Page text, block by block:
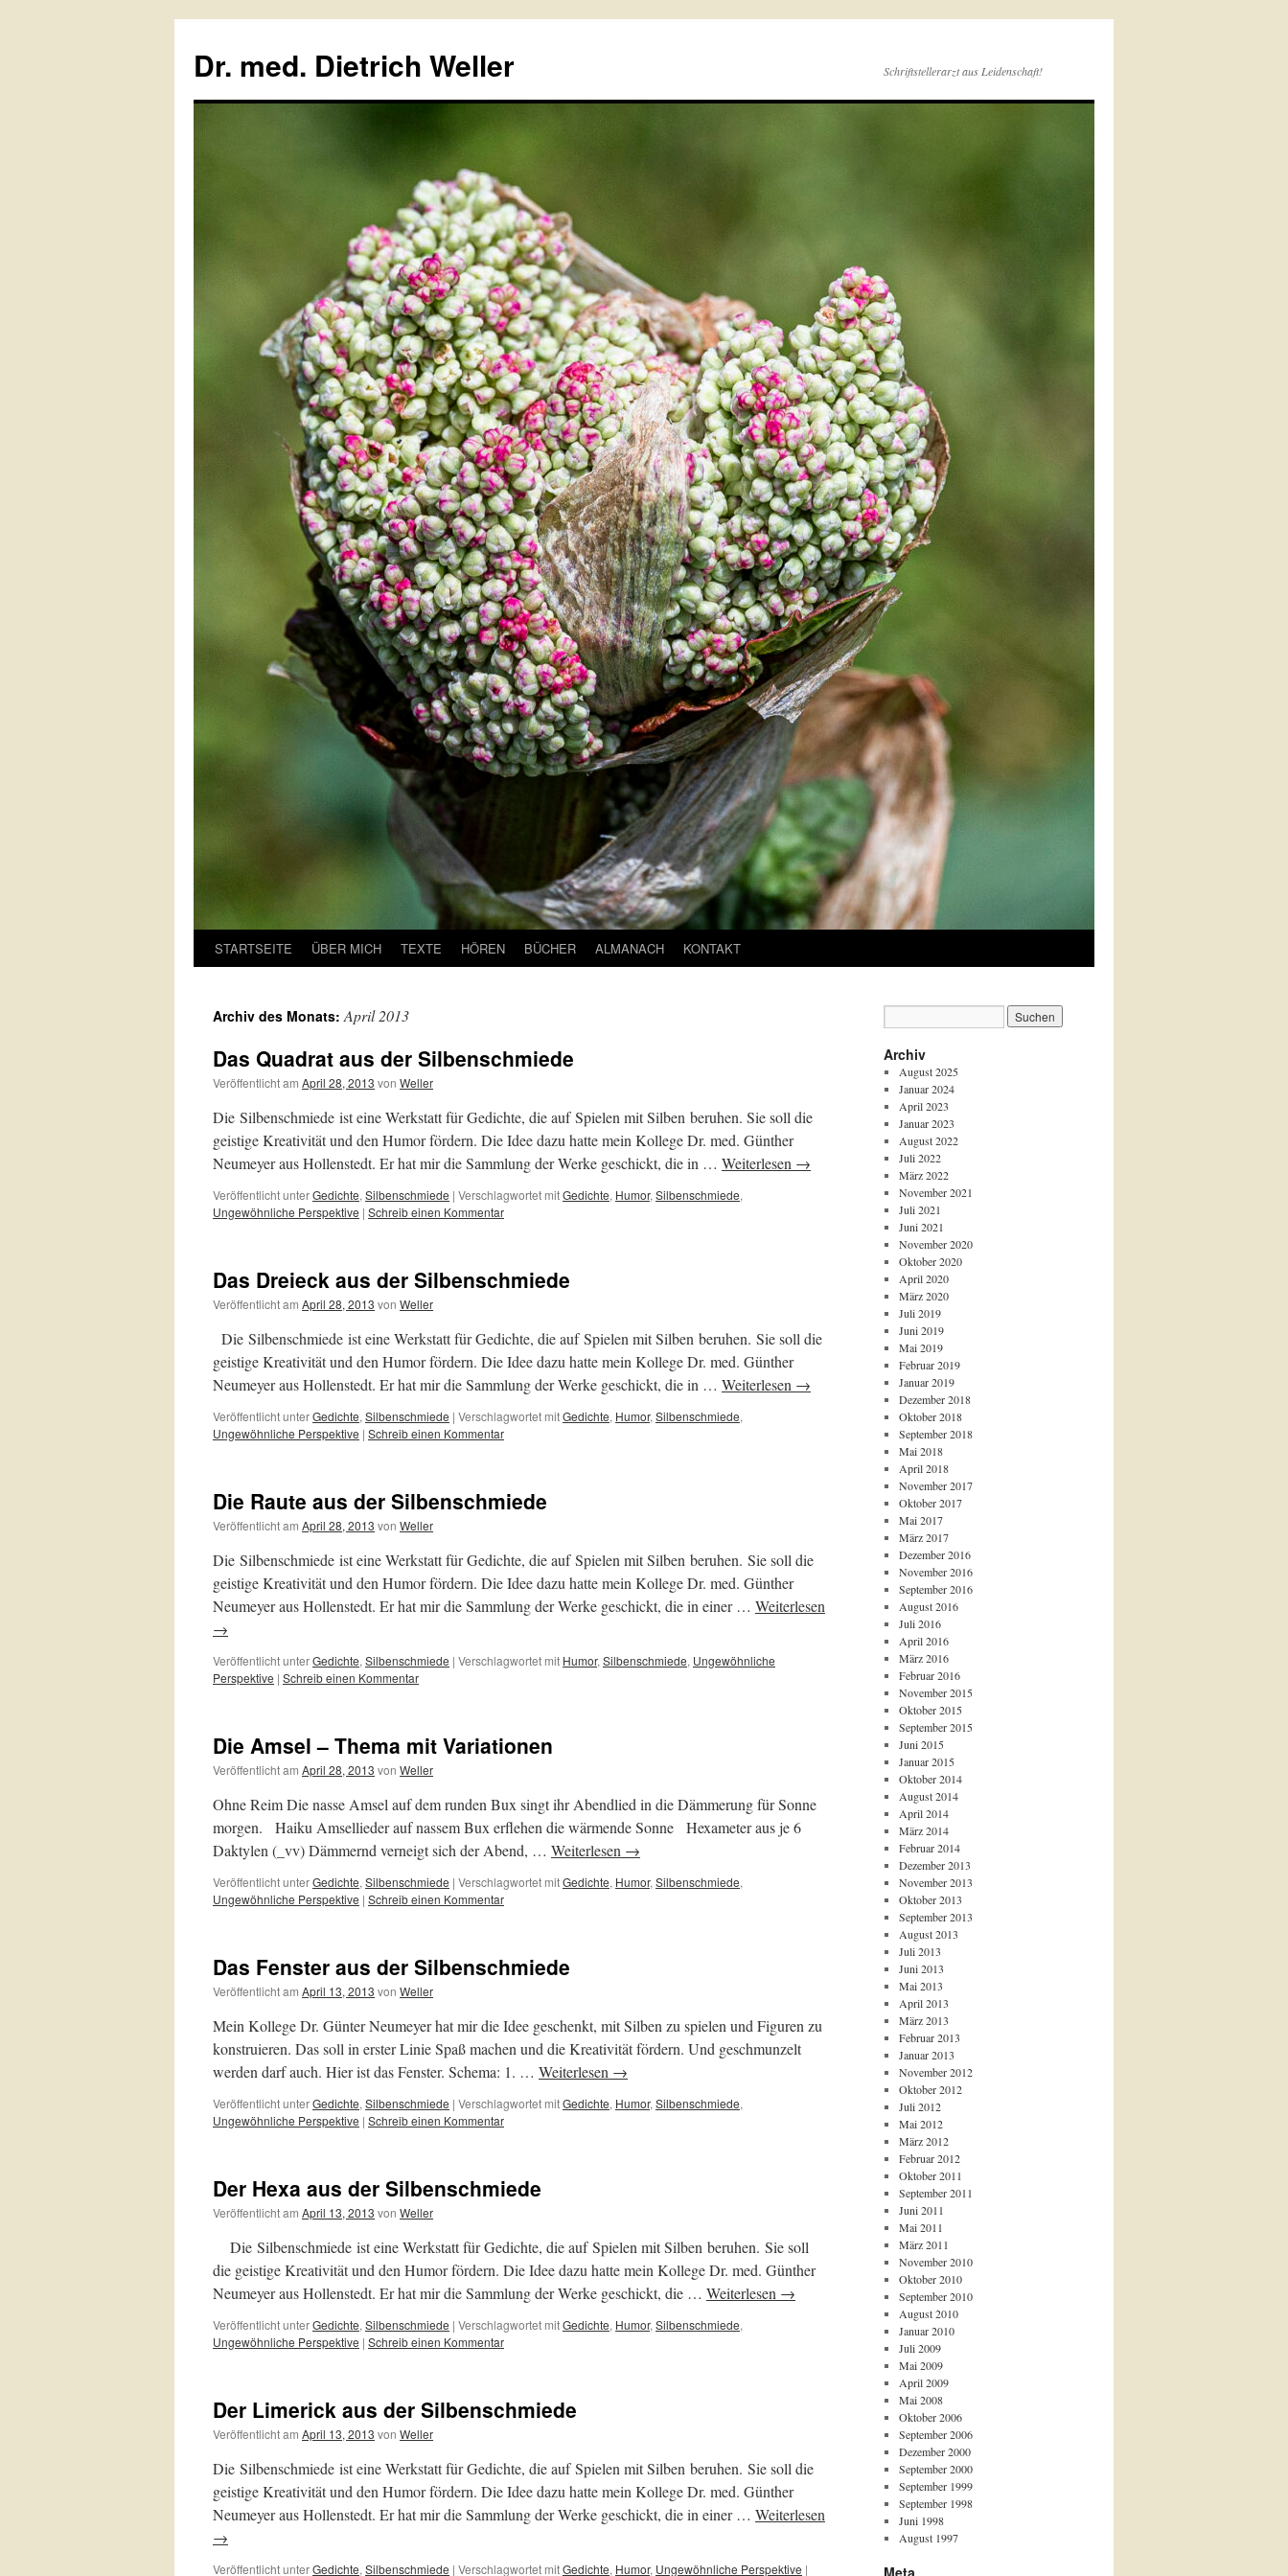
springen
Dr. med. Dietrich Weller Schriftstellerarzt aus Leidenschaft!
STARTSEITE ÜBER MICH TEXTE HÖREN BÜCHER ALMANACH KONTAKT
Archiv des Monats:April 2013
Das Quadrat aus der Silbenschmiede
Veröffentlicht am April 28, 2013 von Weller
Die Silbenschmiede ist eine Werkstatt für Gedichte, die auf Spielen mit Silben beruhen. Sie soll die
geistige Kreativität und den Humor fördern. Die Idee dazu hatte mein Kollege Dr. med. Günther
Neumeyer aus Hollenstedt. Er hat mir die Sammlung der Werke geschickt, die in … Weiterlesen →
Veröffentlicht unterGedichte, Silbenschmiede | Verschlagwortet mitGedichte, Humor, Silbenschmiede,
Ungewöhnliche Perspektive | Schreib einen Kommentar
Das Dreieck aus der Silbenschmiede
Veröffentlicht am April 28, 2013 von Weller
Die Silbenschmiede ist eine Werkstatt für Gedichte, die auf Spielen mit Silben beruhen. Sie soll die
geistige Kreativität und den Humor fördern. Die Idee dazu hatte mein Kollege Dr. med. Günther
Neumeyer aus Hollenstedt. Er hat mir die Sammlung der Werke geschickt, die in … Weiterlesen →
Veröffentlicht unterGedichte, Silbenschmiede | Verschlagwortet mitGedichte, Humor, Silbenschmiede,
Ungewöhnliche Perspektive | Schreib einen Kommentar
Die Raute aus der Silbenschmiede
Veröffentlicht am April 28, 2013 von Weller
Die Silbenschmiede ist eine Werkstatt für Gedichte, die auf Spielen mit Silben beruhen. Sie soll die
geistige Kreativität und den Humor fördern. Die Idee dazu hatte mein Kollege Dr. med. Günther
Neumeyer aus Hollenstedt. Er hat mir die Sammlung der Werke geschickt, die in einer … Weiterlesen
→
Veröffentlicht unterGedichte, Silbenschmiede | Verschlagwortet mit Humor, Silbenschmiede, Ungewöhnliche
Perspektive | Schreib einen Kommentar
Die Amsel – Thema mit Variationen
Veröffentlicht am April 28, 2013 von Weller
Ohne Reim Die nasse Amsel auf dem runden Bux singt ihr Abendlied in die Dämmerung für Sonne
morgen. Haiku Amsellieder auf nassem Bux erflehen die wärmende Sonne Hexameter aus je 6
Daktylen (_vv) Dämmernd verneigt sich der Abend, … Weiterlesen →
Veröffentlicht unterGedichte, Silbenschmiede | Verschlagwortet mitGedichte, Humor, Silbenschmiede,
Ungewöhnliche Perspektive | Schreib einen Kommentar
Das Fenster aus der Silbenschmiede
Veröffentlicht am April 13, 2013 von Weller
Mein Kollege Dr. Günter Neumeyer hat mir die Idee geschenkt, mit Silben zu spielen und Figuren zu
konstruieren. Das soll in erster Linie Spaß machen und die Kreativität fördern. Und geschmunzelt
werden darf auch. Hier ist das Fenster. Schema: 1. … Weiterlesen →
Veröffentlicht unterGedichte, Silbenschmiede | Verschlagwortet mitGedichte, Humor, Silbenschmiede,
Ungewöhnliche Perspektive | Schreib einen Kommentar
Der Hexa aus der Silbenschmiede
Veröffentlicht am April 13, 2013 von Weller
Die Silbenschmiede ist eine Werkstatt für Gedichte, die auf Spielen mit Silben beruhen. Sie soll
die geistige Kreativität und den Humor fördern. Die Idee dazu hatte mein Kollege Dr. med. Günther
Neumeyer aus Hollenstedt. Er hat mir die Sammlung der Werke geschickt, die … Weiterlesen →
Veröffentlicht unterGedichte, Silbenschmiede | Verschlagwortet mitGedichte, Humor, Silbenschmiede,
Ungewöhnliche Perspektive | Schreib einen Kommentar
Der Limerick aus der Silbenschmiede
Veröffentlicht am April 13, 2013 von Weller
Die Silbenschmiede ist eine Werkstatt für Gedichte, die auf Spielen mit Silben beruhen. Sie soll die
geistige Kreativität und den Humor fördern. Die Idee dazu hatte mein Kollege Dr. med. Günther
Neumeyer aus Hollenstedt. Er hat mir die Sammlung der Werke geschickt, die in einer … Weiterlesen
→
Veröffentlicht unterGedichte, Silbenschmiede | Verschlagwortet mitGedichte, Humor, Ungewöhnliche Perspektive |
Archiv
August 2025
Januar 2024
April 2023
Januar 2023
August 2022
Juli 2022
März 2022
November 2021
Juli 2021
Juni 2021
November 2020
Oktober 2020
April 2020
März 2020
Juli 2019
Juni 2019
Mai 2019
Februar 2019
Januar 2019
Dezember 2018
Oktober 2018
September 2018
Mai 2018
April 2018
November 2017
Oktober 2017
Mai 2017
März 2017
Dezember 2016
November 2016
September 2016
August 2016
Juli 2016
April 2016
März 2016
Februar 2016
November 2015
Oktober 2015
September 2015
Juni 2015
Januar 2015
Oktober 2014
August 2014
April 2014
März 2014
Februar 2014
Dezember 2013
November 2013
Oktober 2013
September 2013
August 2013
Juli 2013
Juni 2013
Mai 2013
April 2013
März 2013
Februar 2013
Januar 2013
November 2012
Oktober 2012
Juli 2012
Mai 2012
März 2012
Februar 2012
Oktober 2011
September 2011
Juni 2011
Mai 2011
März 2011
November 2010
Oktober 2010
September 2010
August 2010
Januar 2010
Juli 2009
Mai 2009
April 2009
Mai 2008
Oktober 2006
September 2006
Dezember 2000
September 2000
September 1999
September 1998
Juni 1998
August 1997
Meta